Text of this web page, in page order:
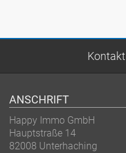
Kontakt
ANSCHRIFT
Happy Immo GmbH
Hauptstraße 14
82008 Unterhaching